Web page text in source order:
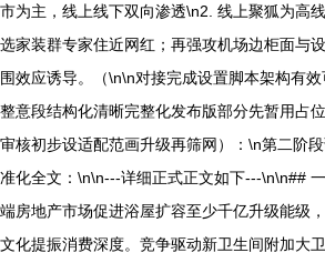
市为主，线上线下双向渗透\n2. 线上聚狐为高
选家装群专家住近网红；再强攻机场边柜面与
围效应诱导。（\n\n对接完成设置脚本架构有
整意段结构化清晰完整化发布版部分先暂用占
审核初步设适配范画升级再筛网）：\n第二阶
准化全文：\n\n---详细正式正文如下---\n\n##
端房地产市场促进浴屋扩容至少千亿升级能级
文化提振消费深度。竞争驱动新卫生间附加大